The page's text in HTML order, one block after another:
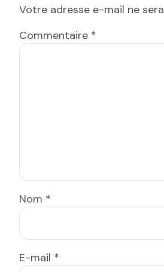
Votre adresse e-mail ne
Commentaire *
Nom *
E-mail *